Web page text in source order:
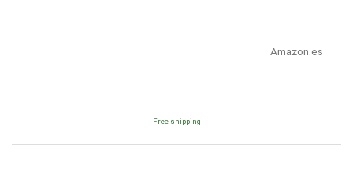
Amazon.es
Free shipping